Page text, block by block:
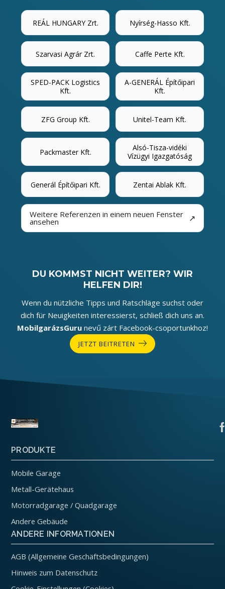
REÁL HUNGARY Zrt. Nyírség-Hasso Kft.
Szarvasi Agrár Zrt. Caffe Perte Kft.
SPED-PACK Logistics
Kft.
A-GENERÁL Építőipari
Kft.
ZFG Group Kft. Unitel-Team Kft.
Packmaster Kft.
Alsó-Tisza-vidéki
Vízügyi Igazgatóság
Generál Építőipari Kft. Zentai Ablak Kft.
Weitere Referenzen in einem neuen Fenster
ansehen ↗
DU KOMMST NICHT WEITER? WIR
HELFEN DIR!
Wenn du nützliche Tipps und Ratschläge suchst oder
dich für Neuigkeiten interessierst, schließ dich uns an.
MobilgarázsGuru nevű zárt Facebook-csoportunkhoz!
JETZT BEITRETEN
PRODUKTE
Mobile Garage
Metall-Gerätehaus
Motorradgarage / Quadgarage
Andere Gebäude
ANDERE INFORMATIONEN
AGB (Allgemeine Geschäftsbedingungen)
Hinweis zum Datenschutz